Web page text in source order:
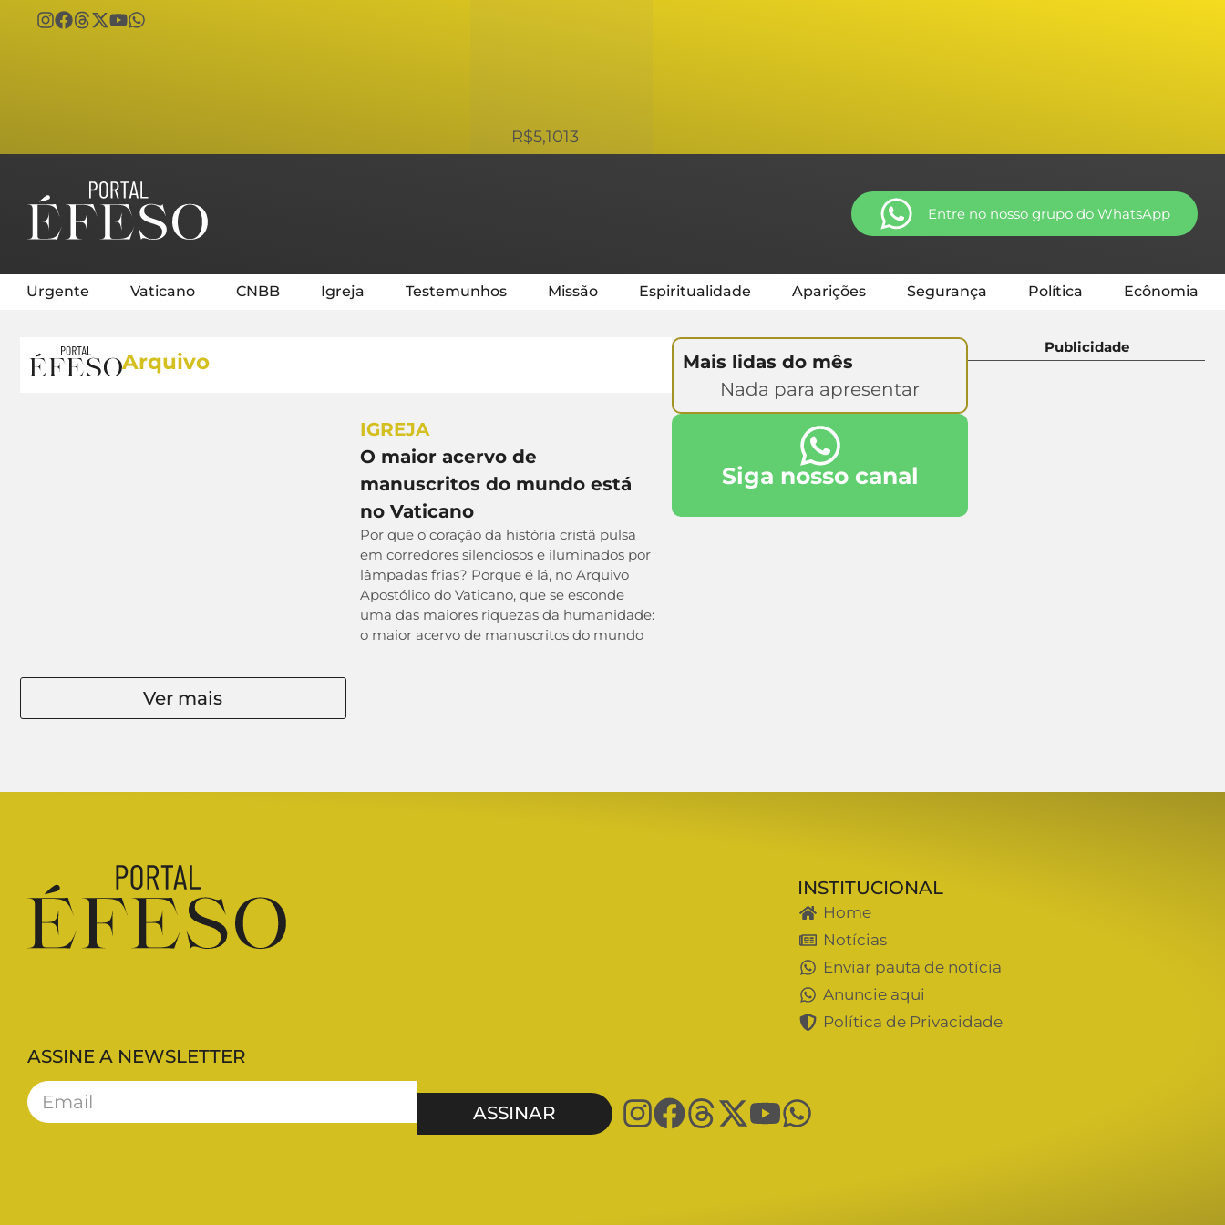
R$5,1013
Entre no nosso grupo do WhatsApp
Urgente Vaticano CNBB Igreja Testemunhos Missão Espiritualidade Aparições Segurança Política Ecônomia
Arquivo
IGREJA
O maior acervo de
manuscritos do mundo está
no Vaticano
Por que o coração da história cristã pulsa
em corredores silenciosos e iluminados por
lâmpadas frias? Porque é lá, no Arquivo
Apostólico do Vaticano, que se esconde
uma das maiores riquezas da humanidade:
o maior acervo de manuscritos do mundo
Ver mais
Mais lidas do mês
Nada para apresentar
Siga nosso canal
Publicidade
INSTITUCIONAL
Home
Notícias
Enviar pauta de notícia
Anuncie aqui
Política de Privacidade
ASSINE A NEWSLETTER
ASSINAR